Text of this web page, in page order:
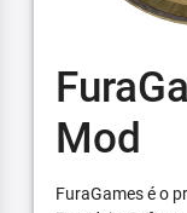
Mod
FuraGames é o